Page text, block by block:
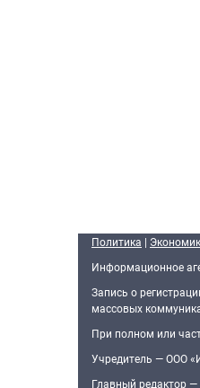
Политика |
Информационное
Запись о
массовых
При полном или
Учредитель — ООО
Главный редактор